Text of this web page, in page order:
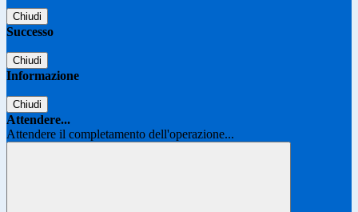
Chiudi
Successo
Chiudi
Informazione
Chiudi
Attendere...
Attendere il completamento dell'operazione...